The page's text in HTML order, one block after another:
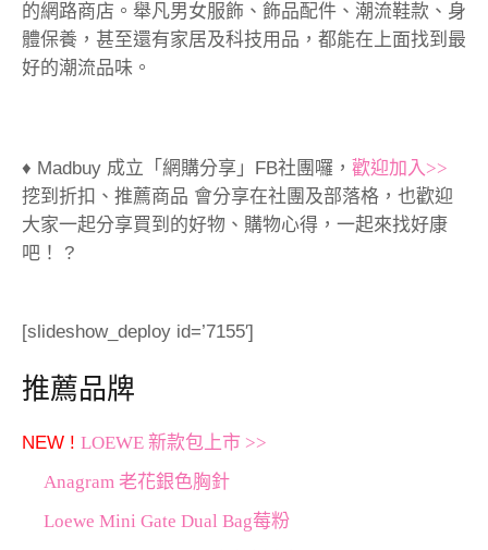
的網路商店。舉凡男女服飾、飾品配件、潮流鞋款、身
體保養，甚至還有家居及科技用品，都能在上面找到最
好的潮流品味。
♦ Madbuy 成立「網購分享」FB社團囉， 歡迎加入>>
挖到折扣、推薦商品 會分享在社團及部落格，也歡迎
大家一起分享買到的好物、購物心得，一起來找好康
吧！ ?
[slideshow_deploy id=’7155′]
推薦品牌
NEW ! LOEWE 新款包上市 >>
Anagram 老花銀色胸針
Loewe Mini Gate Dual Bag莓粉